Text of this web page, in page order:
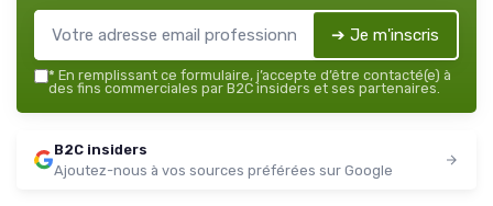
➔ Je m'inscris
* En remplissant ce formulaire, j’accepte d’être contacté(e) à
des fins commerciales par B2C insiders et ses partenaires.
B2C insiders
Ajoutez-nous à vos sources préférées sur Google